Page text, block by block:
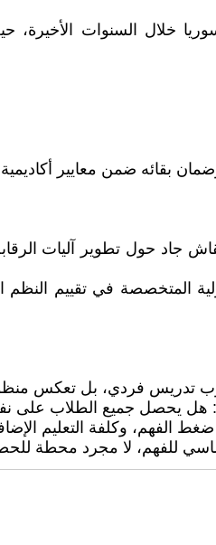
خلال السنوات الأخيرة،
وضمان بقائه ضمن معايير
حول تطوير آليات الرقابة
تدريس فردي، بل تعكس
هل يحصل جميع الطلاب
الفهم، وكلفة التعليم
أساسي للفهم، لا مجرد محطة